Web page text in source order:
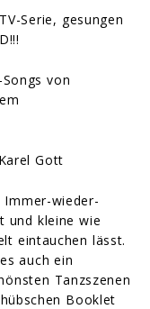
Serie, gesungen
von
Gott
Immer-wieder-
und kleine wie
eintauchen lässt.
auch ein
Tanzszenen
Booklet